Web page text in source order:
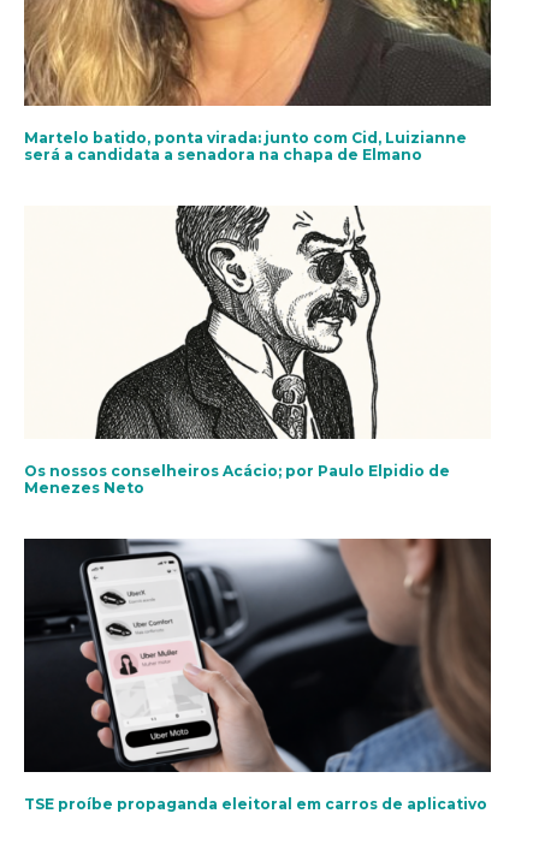
Martelo batido, ponta virada: junto com Cid, Luizianne
será a candidata a senadora na chapa de Elmano
Os nossos conselheiros Acácio; por Paulo Elpidio de
Menezes Neto
TSE proíbe propaganda eleitoral em carros de aplicativo